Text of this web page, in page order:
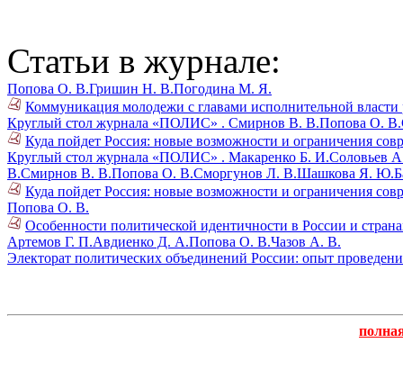
Статьи в журнале:
Попова О. В.Гришин Н. В.Погодина М. Я.
Коммуникация молодежи с главами исполнительной
Круглый стол журнала «ПОЛИС» . Смирнов В. В.Попова О. В.
Куда пойдет Россия: новые возможности и ограничения
Круглый стол журнала «ПОЛИС» . Макаренко Б. И.Соловьев
В.Смирнов В. В.Попова О. В.Сморгунов Л. В.Шашкова Я. Ю.
Куда пойдет Россия: новые возможности и ограничения
Попова О. В.
Особенности политической идентичности в России и
Артемов Г. П.Авдиенко Д. А.Попова О. В.Чазов А. В.
Электорат политических объединений России: опыт